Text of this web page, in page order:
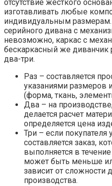
отсутствие жесткого
изготавливать любые
индивидуальным
серийного дивана с
невозможно, каркас с
бескаркасный же диванчик
два-три.
Раз – составляется
указаниями размеров
(форма, ткань,
Два – на
делается расчет
определяется цена
Три – если покупателя
составляется заказ,
выполняется в
может быть меньше
зависит от сложности
производства.